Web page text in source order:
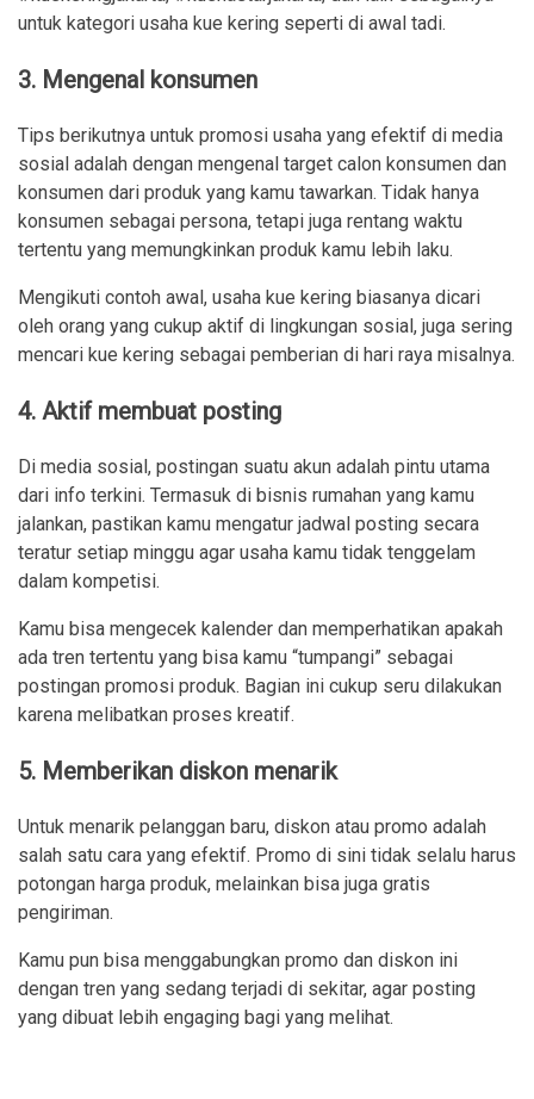
untuk kategori usaha kue kering seperti di awal tadi.
3. Mengenal konsumen
Tips berikutnya untuk promosi usaha yang efektif di media
sosial adalah dengan mengenal target calon konsumen dan
konsumen dari produk yang kamu tawarkan. Tidak hanya
konsumen sebagai persona, tetapi juga rentang waktu
tertentu yang memungkinkan produk kamu lebih laku.
Mengikuti contoh awal, usaha kue kering biasanya dicari
oleh orang yang cukup aktif di lingkungan sosial, juga sering
mencari kue kering sebagai pemberian di hari raya misalnya.
4. Aktif membuat posting
Di media sosial, postingan suatu akun adalah pintu utama
dari info terkini. Termasuk di bisnis rumahan yang kamu
jalankan, pastikan kamu mengatur jadwal posting secara
teratur setiap minggu agar usaha kamu tidak tenggelam
dalam kompetisi.
Kamu bisa mengecek kalender dan memperhatikan apakah
ada tren tertentu yang bisa kamu “tumpangi” sebagai
postingan promosi produk. Bagian ini cukup seru dilakukan
karena melibatkan proses kreatif.
5. Memberikan diskon menarik
Untuk menarik pelanggan baru, diskon atau promo adalah
salah satu cara yang efektif. Promo di sini tidak selalu harus
potongan harga produk, melainkan bisa juga gratis
pengiriman.
Kamu pun bisa menggabungkan promo dan diskon ini
dengan tren yang sedang terjadi di sekitar, agar posting
yang dibuat lebih engaging bagi yang melihat.